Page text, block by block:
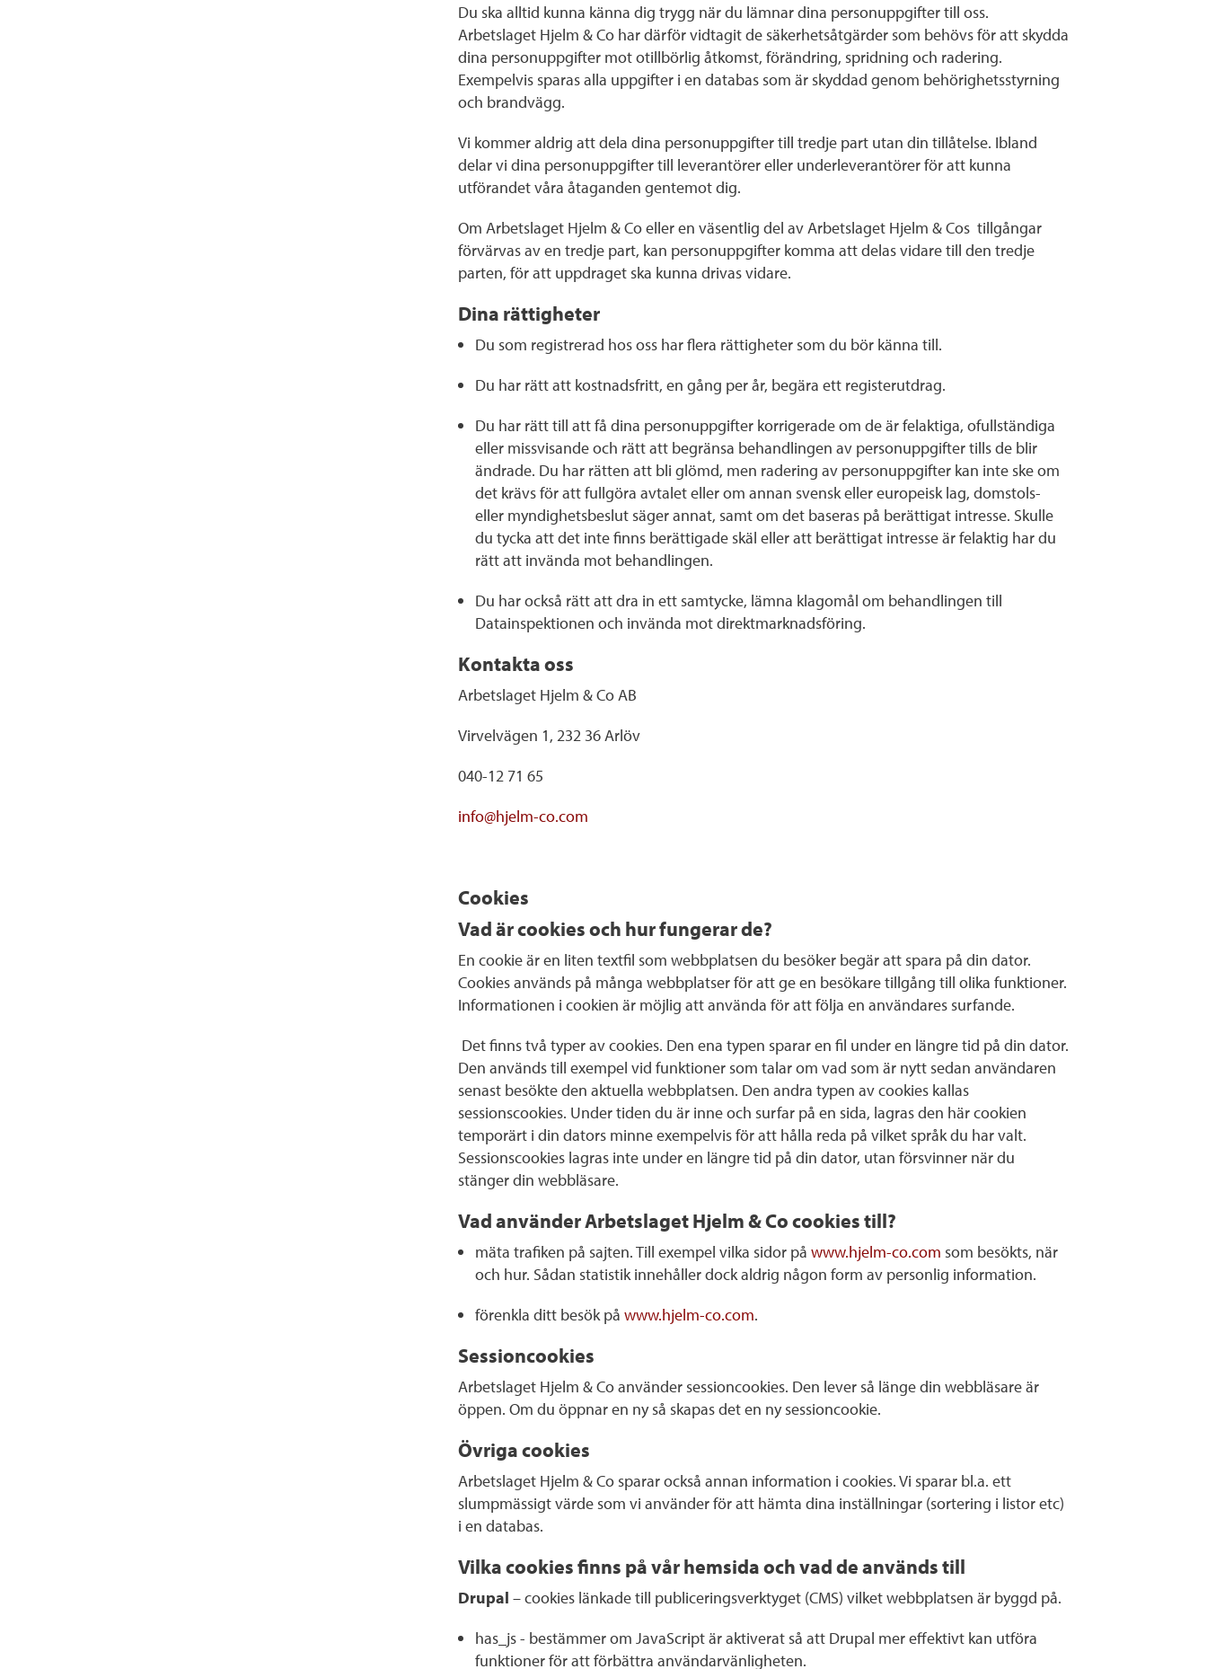
Du ska alltid kunna känna dig trygg när du lämnar dina personuppgifter till oss.
Arbetslaget Hjelm & Co har därför vidtagit de säkerhetsåtgärder som behövs för att skydda
dina personuppgifter mot otillbörlig åtkomst, förändring, spridning och radering.
Exempelvis sparas alla uppgifter i en databas som är skyddad genom behörighetsstyrning
och brandvägg.
Vi kommer aldrig att dela dina personuppgifter till tredje part utan din tillåtelse. Ibland
delar vi dina personuppgifter till leverantörer eller underleverantörer för att kunna
utförandet våra åtaganden gentemot dig.
Om Arbetslaget Hjelm & Co eller en väsentlig del av Arbetslaget Hjelm & Cos tillgångar
förvärvas av en tredje part, kan personuppgifter komma att delas vidare till den tredje
parten, för att uppdraget ska kunna drivas vidare.
Dina rättigheter
Du som registrerad hos oss har flera rättigheter som du bör känna till.
Du har rätt att kostnadsfritt, en gång per år, begära ett registerutdrag.
Du har rätt till att få dina personuppgifter korrigerade om de är felaktiga, ofullständiga
eller missvisande och rätt att begränsa behandlingen av personuppgifter tills de blir
ändrade. Du har rätten att bli glömd, men radering av personuppgifter kan inte ske om
det krävs för att fullgöra avtalet eller om annan svensk eller europeisk lag, domstols-
eller myndighetsbeslut säger annat, samt om det baseras på berättigat intresse. Skulle
du tycka att det inte finns berättigade skäl eller att berättigat intresse är felaktig har du
rätt att invända mot behandlingen.
Du har också rätt att dra in ett samtycke, lämna klagomål om behandlingen till
Datainspektionen och invända mot direktmarknadsföring.
Kontakta oss
Arbetslaget Hjelm & Co AB
Virvelvägen 1, 232 36 Arlöv
040-12 71 65
info@hjelm-co.com
Cookies
Vad är cookies och hur fungerar de?
En cookie är en liten textfil som webbplatsen du besöker begär att spara på din dator.
Cookies används på många webbplatser för att ge en besökare tillgång till olika funktioner.
Informationen i cookien är möjlig att använda för att följa en användares surfande.
Det finns två typer av cookies. Den ena typen sparar en fil under en längre tid på din dator.
Den används till exempel vid funktioner som talar om vad som är nytt sedan användaren
senast besökte den aktuella webbplatsen. Den andra typen av cookies kallas
sessionscookies. Under tiden du är inne och surfar på en sida, lagras den här cookien
temporärt i din dators minne exempelvis för att hålla reda på vilket språk du har valt.
Sessionscookies lagras inte under en längre tid på din dator, utan försvinner när du
stänger din webbläsare.
Vad använder Arbetslaget Hjelm & Co cookies till?
mäta trafiken på sajten. Till exempel vilka sidor påwww.hjelm-co.com som besökts, när
och hur. Sådan statistik innehåller dock aldrig någon form av personlig information.
förenkla ditt besök påwww.hjelm-co.com.
Sessioncookies
Arbetslaget Hjelm & Co använder sessioncookies. Den lever så länge din webbläsare är
öppen. Om du öppnar en ny så skapas det en ny sessioncookie.
Övriga cookies
Arbetslaget Hjelm & Co sparar också annan information i cookies. Vi sparar bl.a. ett
slumpmässigt värde som vi använder för att hämta dina inställningar (sortering i listor etc)
i en databas.
Vilka cookies finns på vår hemsida och vad de används till
Drupal – cookies länkade till publiceringsverktyget (CMS) vilket webbplatsen är byggd på.
has_js - bestämmer om JavaScript är aktiverat så att Drupal mer effektivt kan utföra
funktioner för att förbättra användarvänligheten.